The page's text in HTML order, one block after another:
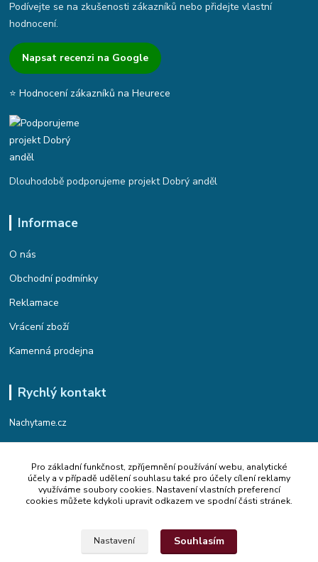
Podívejte se na zkušenosti zákazníků nebo přidejte vlastní
hodnocení.
Napsat recenzi na Google
⭐ Hodnocení zákazníků na Heurece
Dlouhodobě podporujeme projekt Dobrý anděl
Informace
O nás
Obchodní podmínky
Reklamace
Vrácení zboží
Kamenná prodejna
Rychlý kontakt
Nachytame.cz
Telefon : +420 774 912 435
(Po-Pá, 9:00-17:00 hod.)
Email : info@nachytame.cz
Pro základní funkčnost, zpříjemnění používání webu, analytické
účely a v případě udělení souhlasu také pro účely cílení reklamy
využíváme soubory cookies. Nastavení vlastních preferencí
cookies můžete kdykoli upravit odkazem ve spodní části stránek.
Nastavení Souhlasím